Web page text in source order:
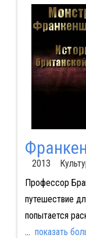
2013
Профессор
путешествие
попытается
... показать